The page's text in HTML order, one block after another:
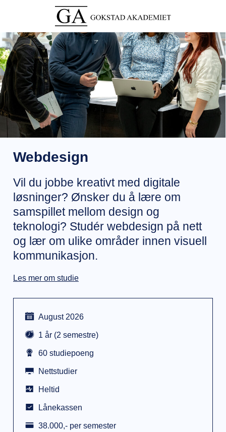
Webdesign
Vil du jobbe kreativt med digitale
løsninger? Ønsker du å lære om
samspillet mellom design og
teknologi? Studér webdesign på nett
og lær om ulike områder innen visuell
kommunikasjon.
Les mer om studie
August 2026
1 år (2 semestre)
60 studiepoeng
Nettstudier
Heltid
Lånekassen
38.000,- per semester